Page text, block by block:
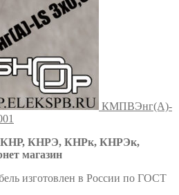
КМПВЭнг(А)-
КНР, КНРЭ, КНРк, КНРЭк,
магазин
изготовлен в России по ГОСТ